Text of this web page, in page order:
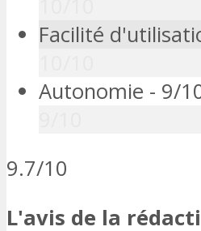
Facilité
Autonomie - 9/
9.7/10
L'avis de la